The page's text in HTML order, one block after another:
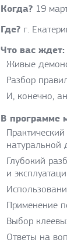
Когда? 19
Где? г.
Что вас ждет:
Живые
Разбор
И, конечно,
В программе
натуральной
Глубокий
и
Применение
Выбор
Ответы на